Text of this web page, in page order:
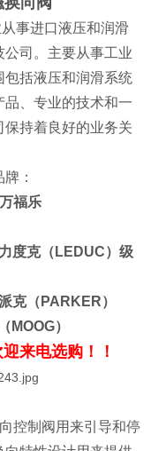
事进口液压和润滑
司。主要从事工业
包括液压和润滑系统
、专业的技术和一
持着良好的业务关
：
福乐
度克（LEDUC）级
克（PARKER）
）
来电选购！！
控制阀用来引导和停